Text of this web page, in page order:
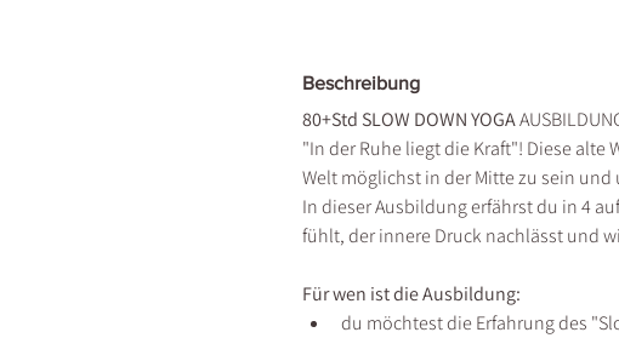
Beschreibung
80+Std SLOW DOWN YOGA
"In der Ruhe liegt die Kraft"! Diese
Welt möglichst in der Mitte zu sein
In dieser Ausbildung erfährst du in 4
fühlt, der innere Druck nachlässt und
Für wen ist die Ausbildung:
du möchtest die Erfahrung des